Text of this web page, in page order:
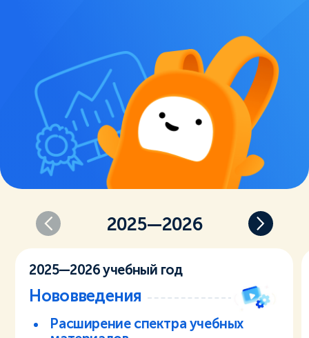
2025—2026
2025—2026 учебный год
Нововведения
Расширение спектра учебных